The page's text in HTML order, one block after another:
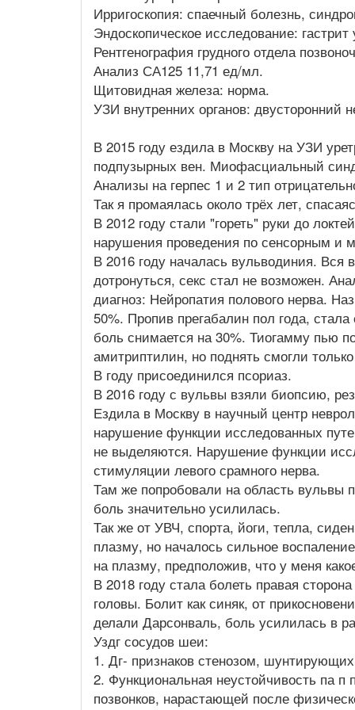
Ирригоскопия: спаечный болезнь,
Эндоскопическое исследование:
Рентгенография грудного отдела
Анализ СА125 11,71 ед/мл.
Щитовидная железа: норма.
УЗИ внутренних органов: двусторонний
В 2015 году ездила в Москву на УЗИ
подпузырных вен. Миофасциальный
Анализы на герпес 1 и 2 тип
Так я промаялась около трёх лет,
В 2012 году стали "гореть" руки до
нарушения проведения по сенсорным и
В 2016 году началась вульводиния. Вся
дотронуться, секс стал не возможен.
диагноз: Нейропатия полового нерва.
50%. Пропив прегабалин пол года,
боль снимается на 30%. Тиогамму пью
амитриптилин, но поднять смогли
В году присоединился псориаз.
В 2016 году с вульвы взяли биопсию,
Ездила в Москву в научный центр
нарушение функции исследованных
не выделяются. Нарушение функции
стимуляции левого срамного нерва.
Там же попробовали на область вульвы
боль значительно усилилась.
Так же от УВЧ, спорта, йоги, тепла,
плазму, но началось сильное
на плазму, предположив, что у меня
В 2018 году стала болеть правая
головы. Болит как синяк, от
делали Дарсонваль, боль усилилась в
Уздг сосудов шеи:
1. Дг- признаков стенозом,
2. Функциональная неустойчивость па
позвонков, нарастающей после